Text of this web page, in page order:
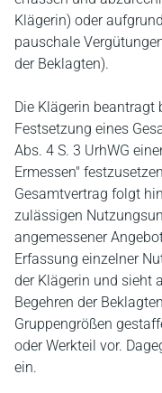
Klägerin) oder
pauschale
der Beklagten).
Die Klägerin beantragt
Festsetzung eines
Abs. 4 S. 3 UrhWG
Ermessen"
Gesamtvertrag folgt
zulässigen
angemessener
Erfassung einzelner
der Klägerin und sieht
Begehren der
Gruppengrößen
oder Werkteil vor.
ein.